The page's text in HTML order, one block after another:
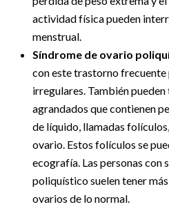
actividad física pueden
menstrual.
Síndrome de ovario
con este trastorno frecuente
irregulares. También
agrandados que contienen
de líquido, llamadas
ovario. Estos folículos se
ecografía. Las personas con
poliquístico suelen tener
ovarios de lo normal.